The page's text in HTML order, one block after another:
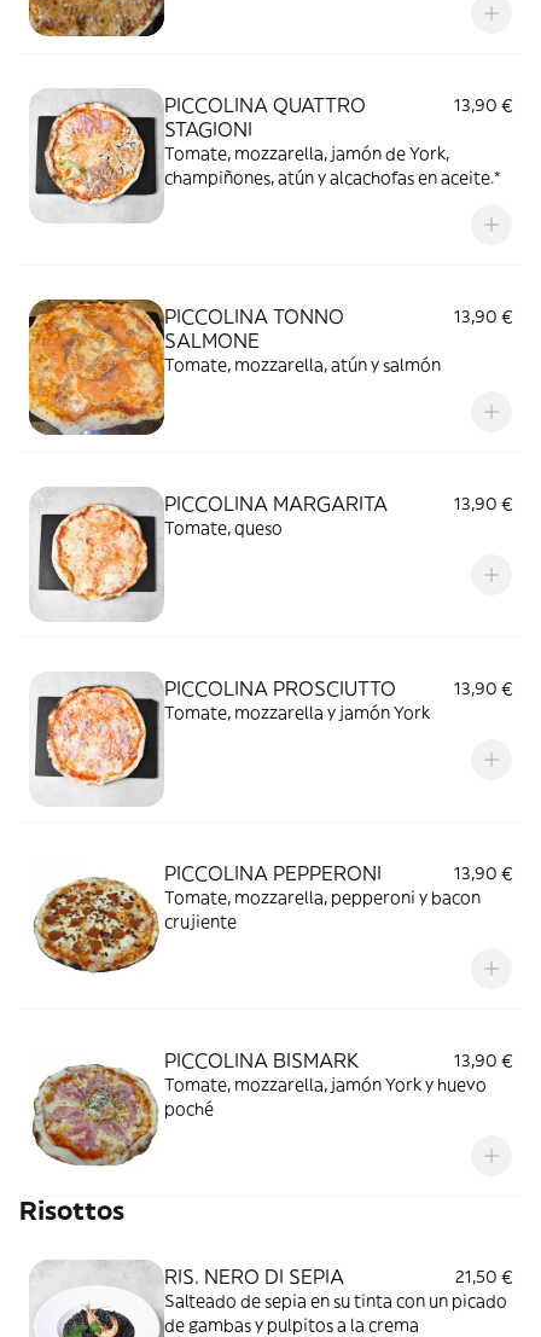
PICCOLINA QUATTRO
STAGIONI
13,90 €
Tomate, mozzarella, jamón de York,
champiñones, atún y alcachofas en aceite.*
PICCOLINA TONNO
SALMONE
13,90 €
Tomate, mozzarella, atún y salmón
PICCOLINA MARGARITA
13,90 €
Tomate, queso
PICCOLINA PROSCIUTTO
13,90 €
Tomate, mozzarella y jamón York
PICCOLINA PEPPERONI
13,90 €
Tomate, mozzarella, pepperoni y bacon
crujiente
PICCOLINA BISMARK
13,90 €
Tomate, mozzarella, jamón York y huevo
poché
Risottos
RIS. NERO DI SEPIA
21,50 €
Salteado de sepia en su tinta con un picado
de gambas y pulpitos a la crema